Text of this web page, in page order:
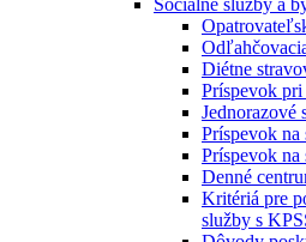
Sociálne služby a
Diétne
Príspevok
Jednorazové
Príspevok na
Príspevok
Denné
Kritériá pre
služby s